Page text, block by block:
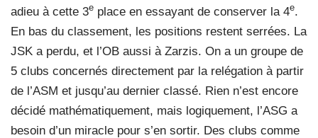
adieu à cette 3e place en essayant de conserver la 4e.
En bas du classement, les positions restent serrées. La
JSK a perdu, et l’OB aussi à Zarzis. On a un groupe de
5 clubs concernés directement par la relégation à partir
de l’ASM et jusqu’au dernier classé. Rien n’est encore
décidé mathématiquement, mais logiquement, l’ASG a
besoin d’un miracle pour s’en sortir. Des clubs comme